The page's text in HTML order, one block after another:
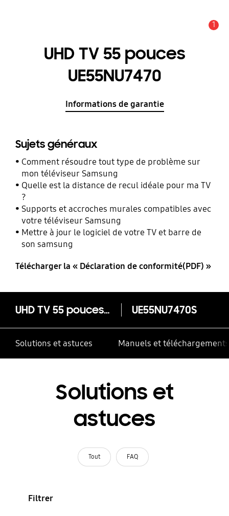
1
UHD TV 55 pouces
UE55NU7470
Informations de garantie
Sujets généraux
Comment résoudre tout type de problème sur
mon téléviseur Samsung
Quelle est la distance de recul idéale pour ma TV
?
Supports et accroches murales compatibles avec
votre téléviseur Samsung
Mettre à jour le logiciel de votre TV et barre de
son samsung
Télécharger la « Déclaration de conformité(PDF) »
UHD TV 55 pouces UE55NU7470 UE55NU7470S
Solutions et astuces Manuels et téléchargements
Solutions et
astuces
Tout FAQ
Filtrer